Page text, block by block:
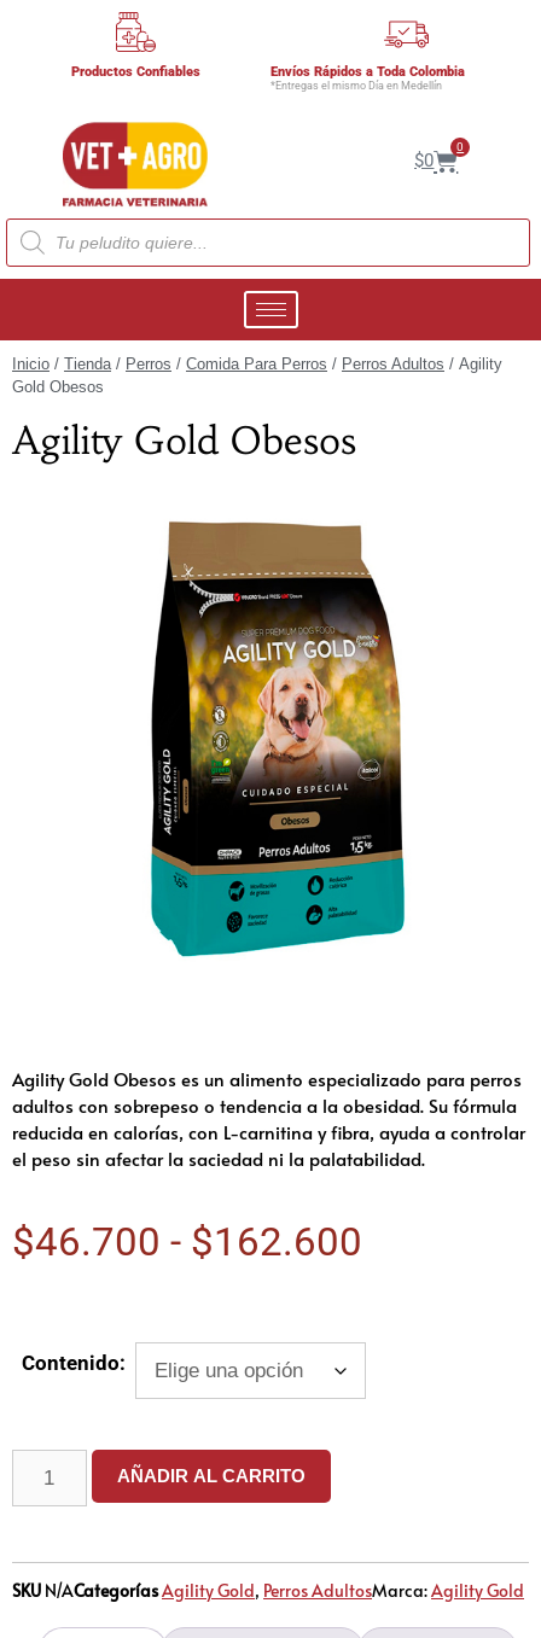
Productos Confiables Envíos Rápidos a Toda Colombia
*Entregas el mismo Día en Medellín
$0
0
Inicio / Tienda/ Perros / Comida Para Perros / Perros Adultos / Agility
Gold Obesos
Agility Gold Obesos
Agility Gold Obesos es un alimento especializado para perros
adultos con sobrepeso o tendencia a la obesidad. Su fórmula
reducida en calorías, con L-carnitina y fibra, ayuda a controlar
el peso sin afectar la saciedad ni la palatabilidad.
$46.700 - $162.600
Contenido:
AÑADIR AL CARRITO
SKU N/ACategoríasAgility Gold, Perros AdultosMarca:Agility Gold